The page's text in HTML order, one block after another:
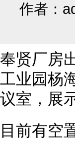
作者：
奉贤厂房
工业园杨
议室，展
目前有空